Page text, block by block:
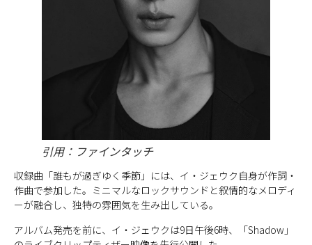
引用：ファインタッチ
収録曲「誰もが過ぎゆく季節」には、イ・ジェウク自身が作詞・
作曲で参加した。ミニマルなロックサウンドと叙情的なメロディ
ーが融合し、独特の雰囲気を生み出している。
アルバム発売を前に、イ・ジェウクは9日午後6時、「Shadow」